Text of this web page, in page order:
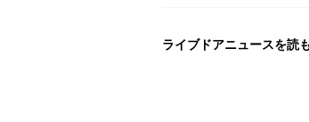
ライブドアニュースを読